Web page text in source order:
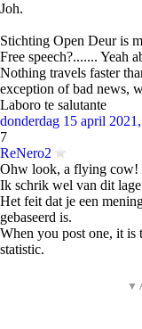
Joh.
Stichting Open Deur is
Free speech?....... Yeah
Nothing travels faster
exception of bad news,
Laboro te salutante
donderdag 15 april
7
ReNero2
Ohw look, a flying cow!
Ik schrik wel van dit
Het feit dat je een
gebaseerd is.
When you post one, it is
statistic.
▼